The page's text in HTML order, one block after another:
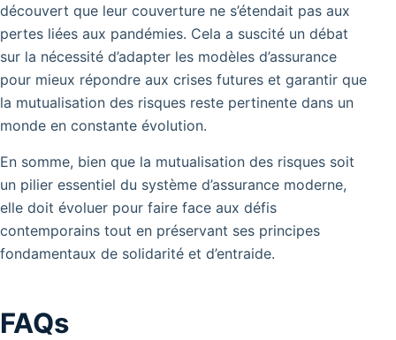
découvert que leur couverture ne s’étendait pas aux
pertes liées aux pandémies. Cela a suscité un débat
sur la nécessité d’adapter les modèles d’assurance
pour mieux répondre aux crises futures et garantir que
la mutualisation des risques reste pertinente dans un
monde en constante évolution.
En somme, bien que la mutualisation des risques soit
un pilier essentiel du système d’assurance moderne,
elle doit évoluer pour faire face aux défis
contemporains tout en préservant ses principes
fondamentaux de solidarité et d’entraide.
FAQs